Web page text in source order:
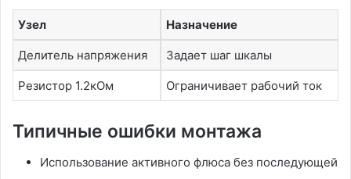
Узел Назначение
Делитель напряжения Задает шаг шкалы
Резистор 1.2кОм Ограничивает рабочий ток
Типичные ошибки монтажа
Использование активного флюса без последующей